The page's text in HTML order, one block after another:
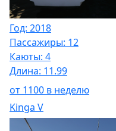
Год: 2018
Пассажиры: 12
Каюты: 4
Длина: 11.99
от 1100 в неделю
Kinga V